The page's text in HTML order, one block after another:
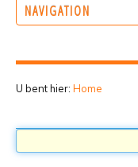
NAVIGATION
U bent hier: Home